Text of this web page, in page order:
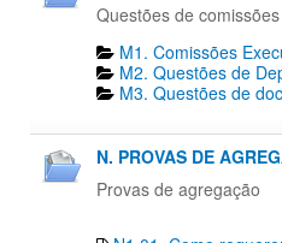
Questões de
M1. Comissões
M2. Questões de
M3. Questões de
N. PROVAS DE
Provas de agregação